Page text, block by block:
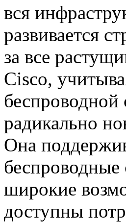
вся
развивается
за все
Cisco,
беспроводной
радикально
Она
беспроводные
широкие
доступны